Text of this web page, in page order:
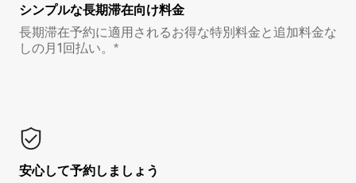
シンプルな長期滞在向け料金
長期滞在予約に適用されるお得な特別料金と追加料金な
しの月1回払い。*
安心して予約しましょう